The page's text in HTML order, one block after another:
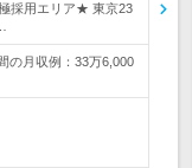
採用エリア★ 東京23
月収例：33万6,000